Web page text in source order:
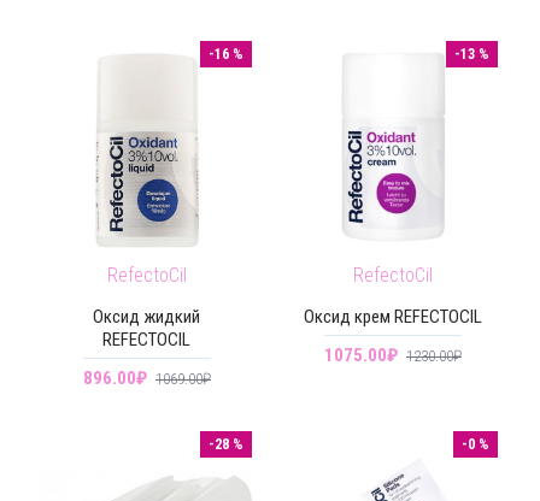
-16 %
RefectoCil
Оксид жидкий
REFECTOCIL
896.00₽ 1069.00₽
-13 %
RefectoCil
Оксид крем REFECTOCIL
1075.00₽ 1230.00₽
-28 % -0 %